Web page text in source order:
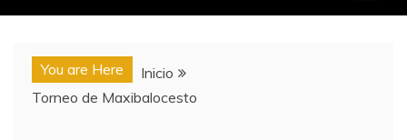
You are Here
Inicio
Torneo de Maxibalocesto